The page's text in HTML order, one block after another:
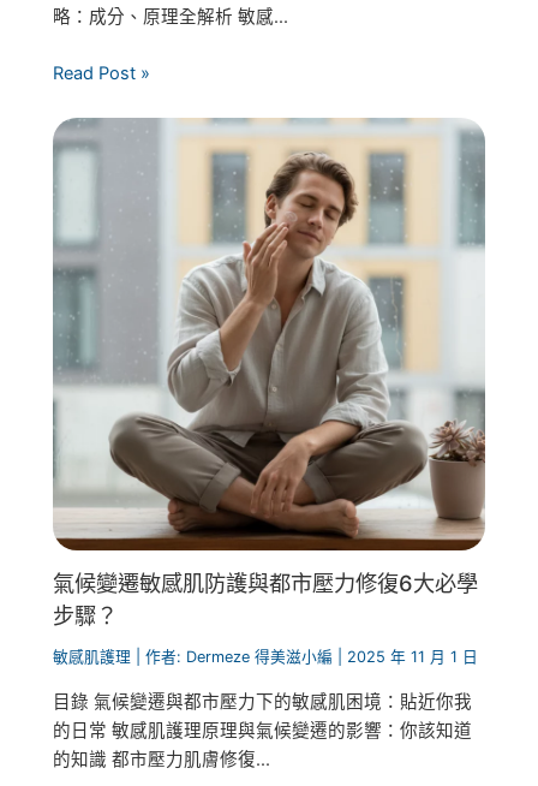
略：成分、原理全解析 敏感...
Read Post »
氣候變遷敏感肌防護與都市壓力修復6大必學
步驟？
敏感肌護理 | 作者: Dermeze 得美滋小編 2025 年 11 月 1 日
目錄 氣候變遷與都市壓力下的敏感肌困境：貼近你我
的日常 敏感肌護理原理與氣候變遷的影響：你該知道
的知識 都市壓力肌膚修復...